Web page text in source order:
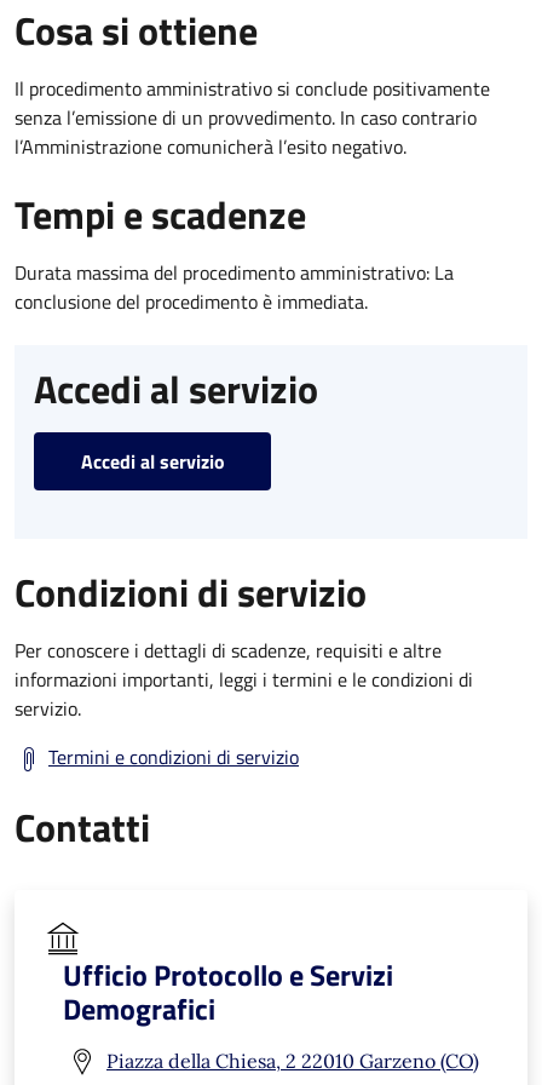
Cosa si ottiene
Il procedimento amministrativo si conclude positivamente
senza l’emissione di un provvedimento. In caso contrario
l’Amministrazione comunicherà l’esito negativo.
Tempi e scadenze
Durata massima del procedimento amministrativo: La
conclusione del procedimento è immediata.
Accedi al servizio
Accedi al servizio
Condizioni di servizio
Per conoscere i dettagli di scadenze, requisiti e altre
informazioni importanti, leggi i termini e le condizioni di
servizio.
Termini e condizioni di servizio
Contatti
Ufficio Protocollo e Servizi
Demografici
Piazza della Chiesa, 2 22010 Garzeno (CO)